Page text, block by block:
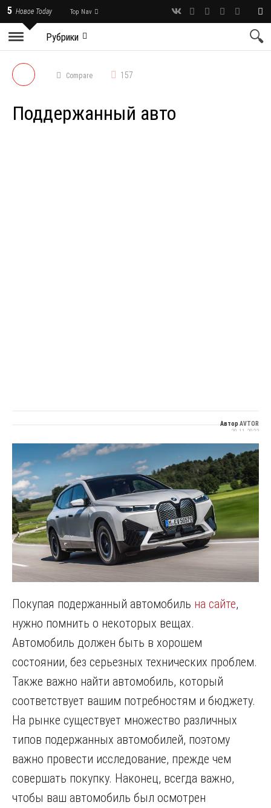
5 Новое Today Top Nav
Рубрики
Compare 157
Поддержанный авто
АвторAVTOR
29.11.2022
Покупая подержанный автомобиль на сайте,
нужно помнить о некоторых вещах.
Автомобиль должен быть в хорошем
состоянии, без серьезных технических проблем.
Также важно найти автомобиль, который
соответствует вашим потребностям и бюджету.
На рынке существует множество различных
типов подержанных автомобилей, поэтому
важно провести исследование, прежде чем
совершать покупку. Наконец, всегда важно,
чтобы ваш автомобиль был осмотрен